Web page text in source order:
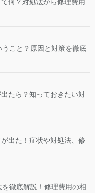
何？対処法から修理費用
こと？原因と対策を徹底
たら？知っておきたい対
出た！症状や対処法、修
徹底解説！修理費用の相